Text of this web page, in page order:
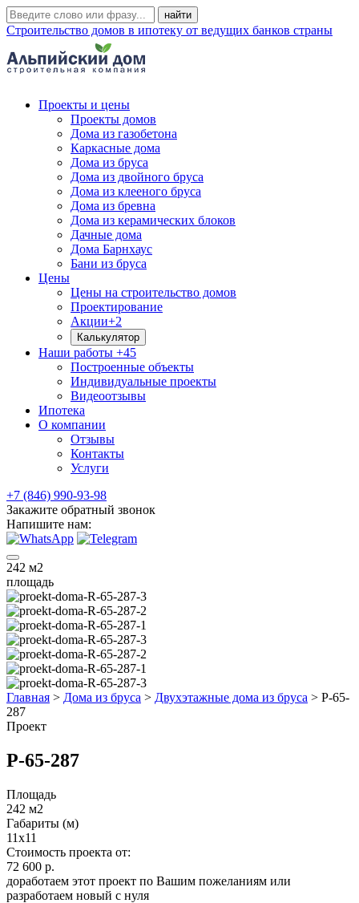
Строительство домов в ипотеку от ведущих банков страны
Проекты и цены
Проекты домов
Дома из газобетона
Каркасные дома
Дома из бруса
Дома из двойного бруса
Дома из клееного бруса
Дома из бревна
Дома из керамических блоков
Дачные дома
Дома Барнхаус
Бани из бруса
Цены
Цены на строительство домов
Проектирование
Акции+2
Калькулятор
Наши работы +45
Построенные объекты
Индивидуальные проекты
Видеоотзывы
Ипотека
О компании
Отзывы
Контакты
Услуги
+7 (846) 990-93-98
Закажите обратный звонок
Напишите нам:
242 м2
площадь
Главная > Дома из бруса > Двухэтажные дома из бруса > Р-65-
287
Проект
Р-65-287
Площадь
242 м2
Габариты (м)
11x11
Стоимость проекта от:
72 600 р.
доработаем этот проект по Вашим пожеланиям или
разработаем новый с нуля